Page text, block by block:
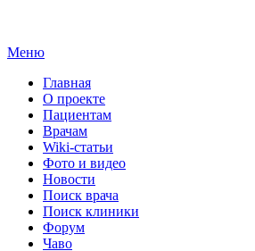
Меню
Главная
О проекте
Пациентам
Врачам
Wiki-статьи
Фото и видео
Новости
Поиск врача
Поиск клиники
Форум
Чаво